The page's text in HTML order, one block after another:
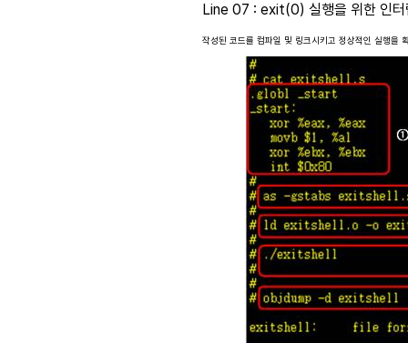
Line 07 : exit(0) 실행을 위한 인터
작성된 코드를 컴파일 및 링크시키고 정상적인 실행을